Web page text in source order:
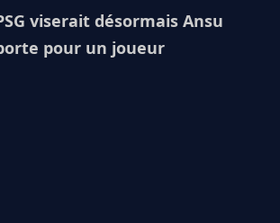
viserait désormais Ansu
pour un joueur